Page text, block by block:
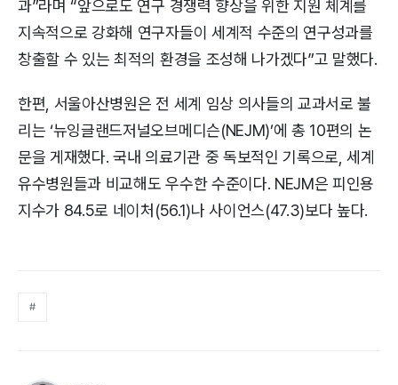
과”라며 “앞으로도 연구 경쟁력 향상을 위한 지원 체계를
지속적으로 강화해 연구자들이 세계적 수준의 연구성과를
창출할 수 있는 최적의 환경을 조성해 나가겠다”고 말했다.
한편, 서울아산병원은 전 세계 임상 의사들의 교과서로 불
리는 ‘뉴잉글랜드저널오브메디슨(NEJM)’에 총 10편의 논
문을 게재했다. 국내 의료기관 중 독보적인 기록으로, 세계
유수병원들과 비교해도 우수한 수준이다. NEJM은 피인용
지수가 84.5로 네이처(56.1)나 사이언스(47.3)보다 높다.
#